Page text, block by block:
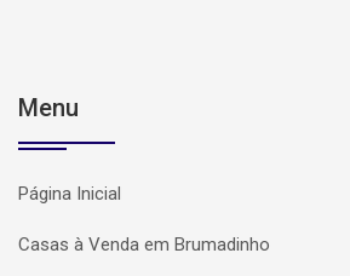
Menu
Página Inicial
Casas à Venda em Brumadinho